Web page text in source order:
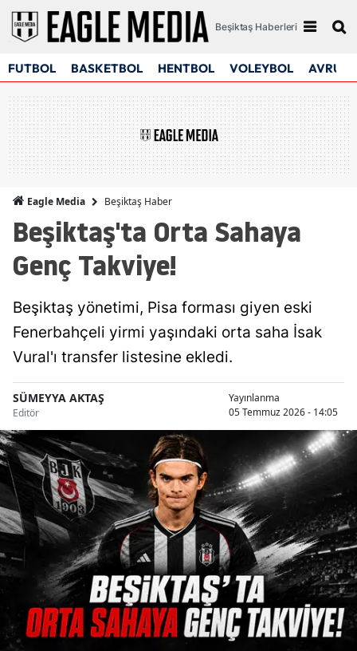
Beşiktaş Haberleri
FUTBOL BASKETBOL HENTBOL VOLEYBOL
Eagle Media Beşiktaş Haber
Beşiktaş'ta Orta Sahaya
Genç Takviye!
Beşiktaş yönetimi, Pisa forması giyen eski
Fenerbahçeli yirmi yaşındaki orta saha İsak
Vural'ı transfer listesine ekledi.
SÜMEYYA AKTAŞ
Editör
Yayınlanma
05 Temmuz 2026 - 14:05